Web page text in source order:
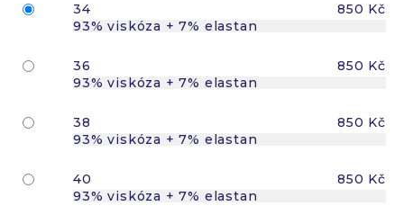
34
93% viskóza + 7% elastan
850 Kč
36
93% viskóza + 7% elastan
850 Kč
38
93% viskóza + 7% elastan
850 Kč
40
93% viskóza + 7% elastan
850 Kč